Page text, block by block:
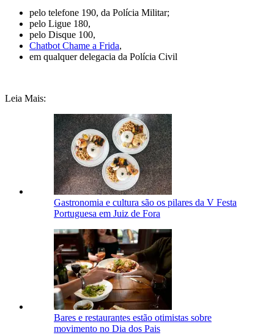
pelo telefone 190, da Polícia Militar;
pelo Ligue 180,
pelo Disque 100,
Chatbot Chame a Frida,
em qualquer delegacia da Polícia Civil
Leia Mais:
Gastronomia e cultura são os pilares da V Festa
Portuguesa em Juiz de Fora
Bares e restaurantes estão otimistas sobre
movimento no Dia dos Pais